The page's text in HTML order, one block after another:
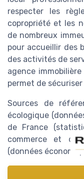
respecter les
copropriété et les
de nombreux
pour accueillir des
des activités de
agence
permet de
Sources de
écologique
de France
commerce et
(données